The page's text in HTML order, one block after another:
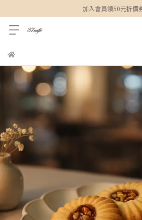
加入會員領50元折價